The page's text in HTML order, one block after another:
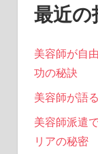
最近の
美容師が自
功の秘訣
美容師が語
美容師派遣
リアの秘密